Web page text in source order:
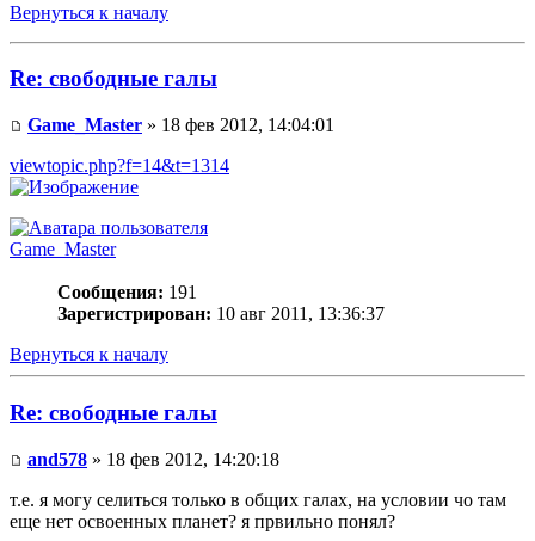
Вернуться к началу
Re: свободные галы
Game_Master » 18 фев 2012, 14:04:01
viewtopic.php?f=14&t=1314
Game_Master
Сообщения: 191
Зарегистрирован: 10 авг 2011, 13:36:37
Вернуться к началу
Re: свободные галы
and578 » 18 фев 2012, 14:20:18
т.е. я могу селиться только в общих галах, на условии чо там
еще нет освоенных планет? я првильно понял?